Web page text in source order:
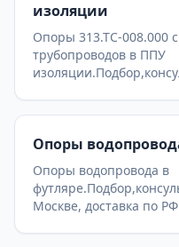
изоляции
Опоры 313.ТС-008.000
трубопроводов в ППУ
Опоры
Опоры водопровода в
Москве, доставка по РФ